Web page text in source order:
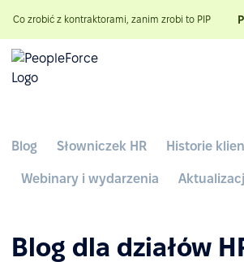
Co zrobić z kontraktorami, zanim zrobi to PIP
Blog Słowniczek HR Historie
Webinary i wydarzenia
Blog dla działów